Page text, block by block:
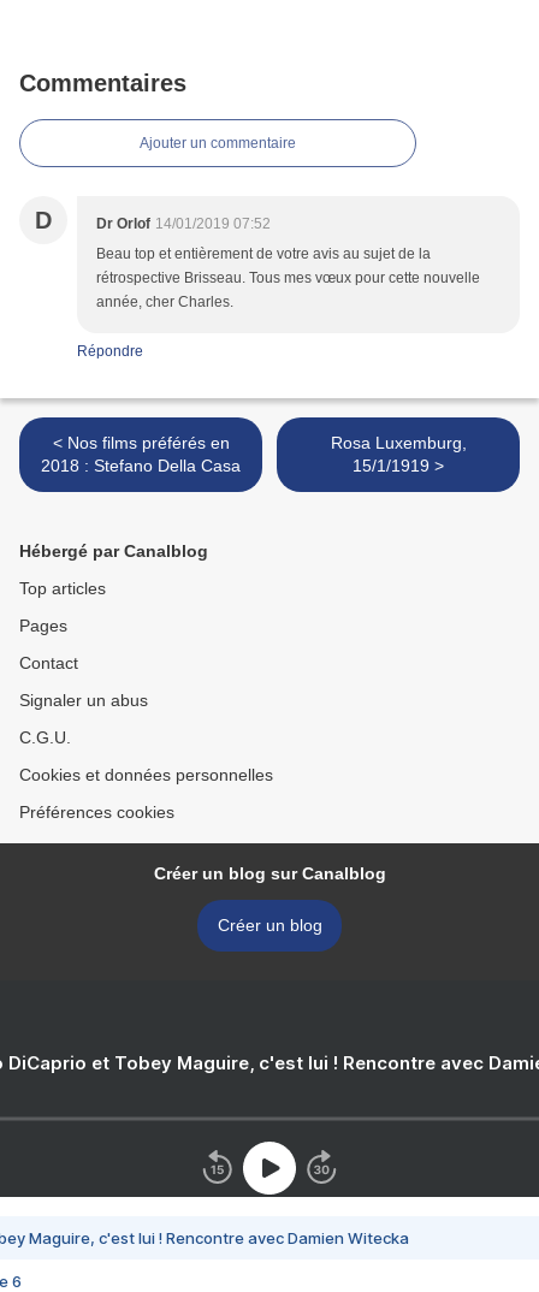
Commentaires
Ajouter un commentaire
D Dr Orlof 14/01/2019 07:52
Beau top et entièrement de votre avis au sujet de la
rétrospective Brisseau. Tous mes vœux pour cette nouvelle
année, cher Charles.
Répondre
< Nos films préférés en
2018 : Stefano Della Casa
Rosa Luxemburg,
15/1/1919 >
Hébergé par Canalblog
Top articles
Pages
Contact
Signaler un abus
C.G.U.
Cookies et données personnelles
Préférences cookies
Créer un blog sur Canalblog
Créer un blog
DiCaprio et Tobey Maguire, c'est lui ! Rencontre avec
Maguire, c'est lui ! Rencontre avec Damien Witecka
6